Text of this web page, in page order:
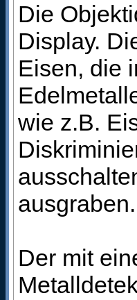
Die
Display.
Eisen, die
wie z.B.
ausgraben.
Der mit